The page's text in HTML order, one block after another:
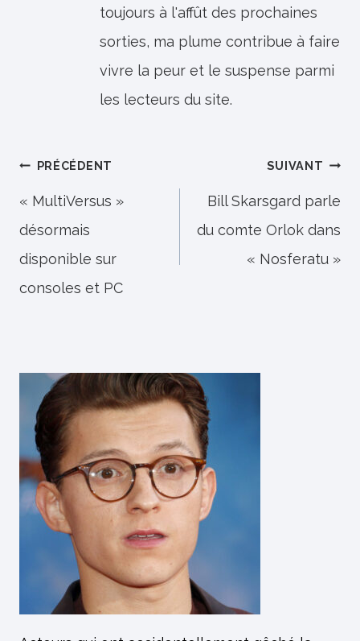
toujours à l'affût des prochaines
sorties, ma plume contribue à faire
vivre la peur et le suspense parmi
les lecteurs du site.
Navigation
de
l’article
PRÉCÉDENT
« MultiVersus »
désormais
disponible sur
consoles et PC
SUIVANT
Bill Skarsgard parle
du comte Orlok dans
« Nosferatu »